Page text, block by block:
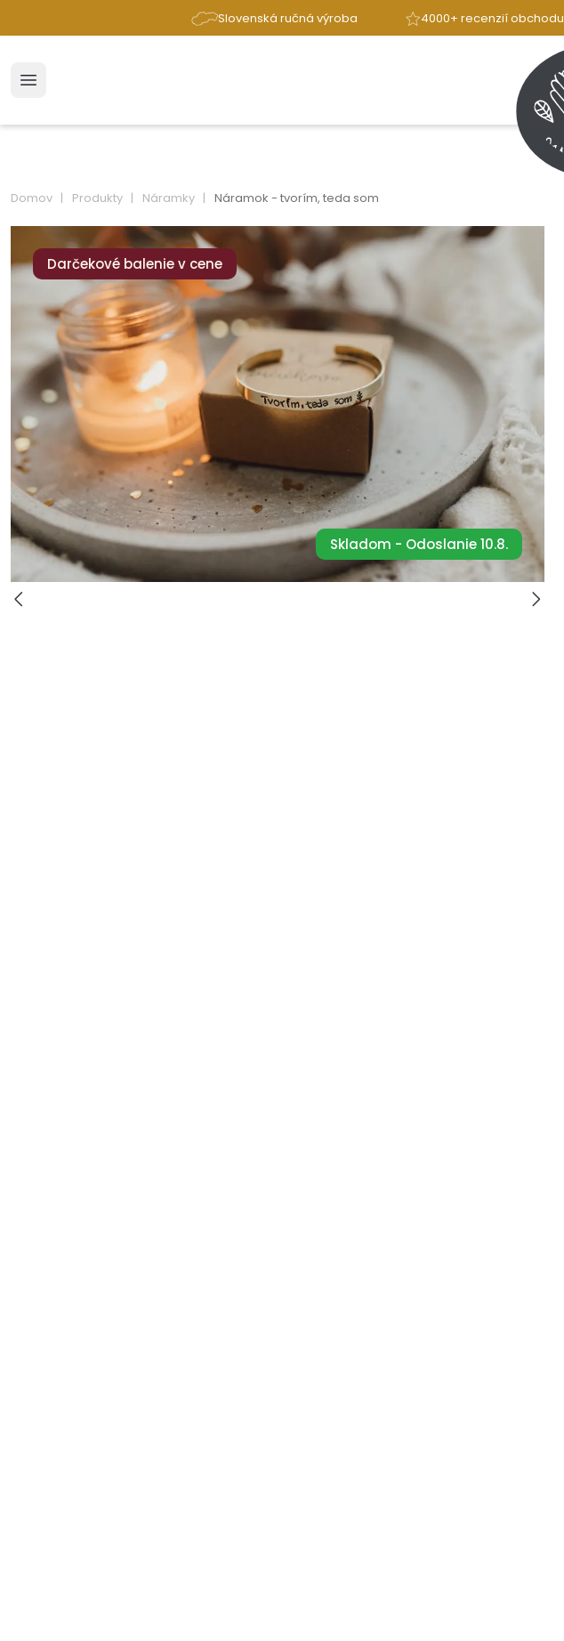
Slovenská ručná výroba 4000+ recenzií obchodu
Domov Produkty Náramky Náramok - tvorím, teda som
Darčekové balenie v cene
Skladom - Odoslanie 10.8.